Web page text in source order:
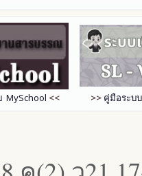
MySchool << >> คู่มือระบ